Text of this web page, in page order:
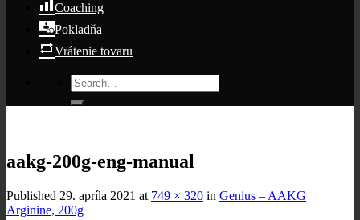
Coaching
Pokladňa
Vrátenie tovaru
Search
for:
aakg-200g-eng-manual
Published 29. apríla 2021 at 749 × 320 in Genius – AAKG
Arginine, 200g